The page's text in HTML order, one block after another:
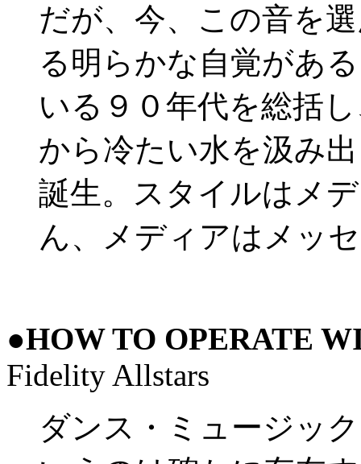
だが、今、この音を
る明らかな自覚があ
いる９０年代を総括
から冷たい水を汲み
誕生。スタイルはメ
ん、メディアはメッ
●HOW TO OPERATE
Fidelity Allstars
ダンス・ミュージッ